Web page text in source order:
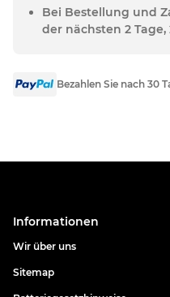
Bei Bestellung und
der nächsten 2
Bezahlen Sie nach 30
Informationen
Wir über uns
Sitemap